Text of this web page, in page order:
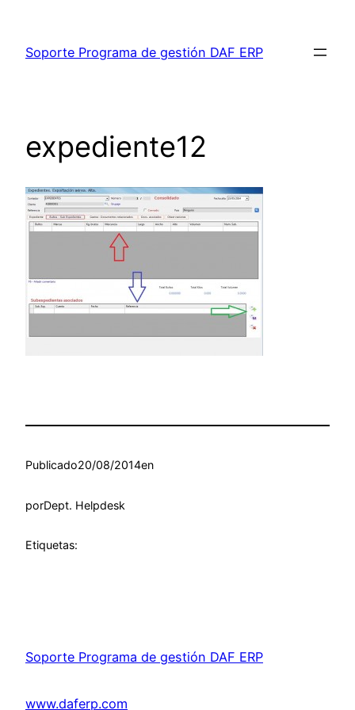
contenido
Soporte Programa de gestión DAF ERP
expediente12
Publicado20/08/2014en
porDept. Helpdesk
Etiquetas:
Soporte Programa de gestión DAF ERP
www.daferp.com